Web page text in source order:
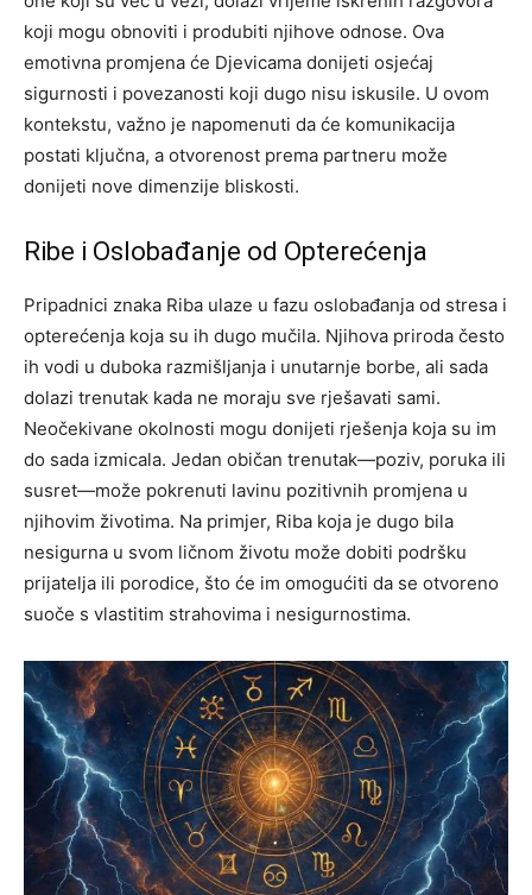
koji mogu obnoviti i produbiti njihove odnose. Ova
emotivna promjena će Djevicama donijeti osjećaj
sigurnosti i povezanosti koji dugo nisu iskusile. U ovom
kontekstu, važno je napomenuti da će komunikacija
postati ključna, a otvorenost prema partneru može
donijeti nove dimenzije bliskosti.
Ribe i Oslobađanje od Opterećenja
Pripadnici znaka Riba ulaze u fazu oslobađanja od stresa i
opterećenja koja su ih dugo mučila. Njihova priroda često
ih vodi u duboka razmišljanja i unutarnje borbe, ali sada
dolazi trenutak kada ne moraju sve rješavati sami.
Neočekivane okolnosti mogu donijeti rješenja koja su im
do sada izmicala. Jedan običan trenutak—poziv, poruka ili
susret—može pokrenuti lavinu pozitivnih promjena u
njihovim životima. Na primjer, Riba koja je dugo bila
nesigurna u svom ličnom životu može dobiti podršku
prijatelja ili porodice, što će im omogućiti da se otvoreno
suoče s vlastitim strahovima i nesigurnostima.